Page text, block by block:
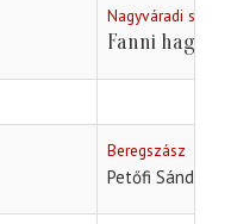
Nagyváradi
Fanni
Beregszász
Petőfi Sándor